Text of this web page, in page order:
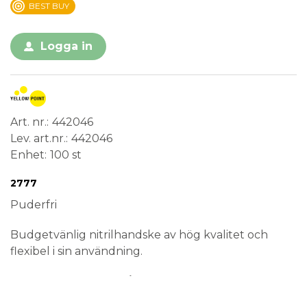
BEST BUY
Logga in
Art. nr. 442046
Lev. art.nr. 442046
Enhet 100 st
Medical Device
2777
Puderfri
Budgetvänlig nitrilhandske av hög kvalitet och
flexibel i sin användning.